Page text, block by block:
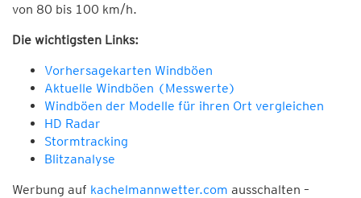
von 80 bis 100 km/h.
Die wichtigsten Links:
Vorhersagekarten Windböen
Aktuelle Windböen (Messwerte)
Windböen der Modelle für ihren Ort vergleichen
HD Radar
Stormtracking
Blitzanalyse
Werbung auf kachelmannwetter.com ausschalten –